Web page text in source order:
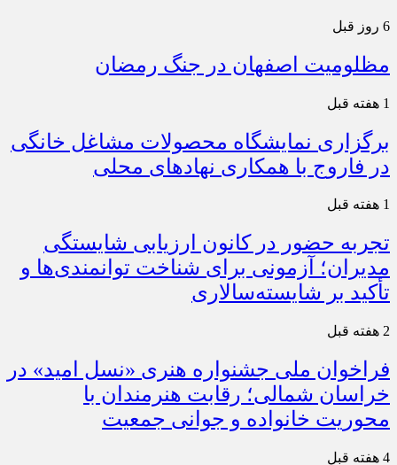
6 روز قبل
مظلومیت اصفهان در جنگ رمضان
1 هفته قبل
برگزاری نمایشگاه محصولات مشاغل خانگی
در فاروج با همکاری نهادهای محلی
1 هفته قبل
تجربه حضور در کانون ارزیابی شایستگی
مدیران؛ آزمونی برای شناخت توانمندی‌ها و
تأکید بر شایسته‌سالاری
2 هفته قبل
فراخوان ملی جشنواره هنری «نسل امید» در
خراسان شمالی؛ رقابت هنرمندان با
محوریت خانواده و جوانی جمعیت
4 هفته قبل